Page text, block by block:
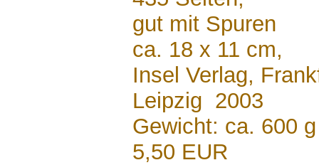
gut mit Spuren
ca. 18 x 11 cm,
Insel Verlag,
Leipzig 2003
Gewicht: ca. 600 g
5,50 EUR